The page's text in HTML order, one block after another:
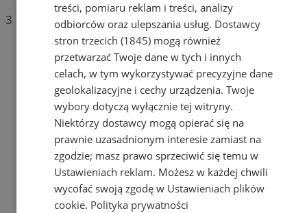
3
treści, pomiaru reklam i treści, analizy
odbiorców oraz ulepszania usług. Dostawcy
stron trzecich (1845) mogą również
przetwarzać Twoje dane w tych i innych
celach, w tym wykorzystywać precyzyjne dane
geolokalizacyjne i cechy urządzenia. Twoje
wybory dotyczą wyłącznie tej witryny.
Niektórzy dostawcy mogą opierać się na
prawnie uzasadnionym interesie zamiast na
zgodzie; masz prawo sprzeciwić się temu w
Ustawieniach reklam. Możesz w każdej chwili
wycofać swoją zgodę w Ustawieniach plików
cookie. Polityka prywatności